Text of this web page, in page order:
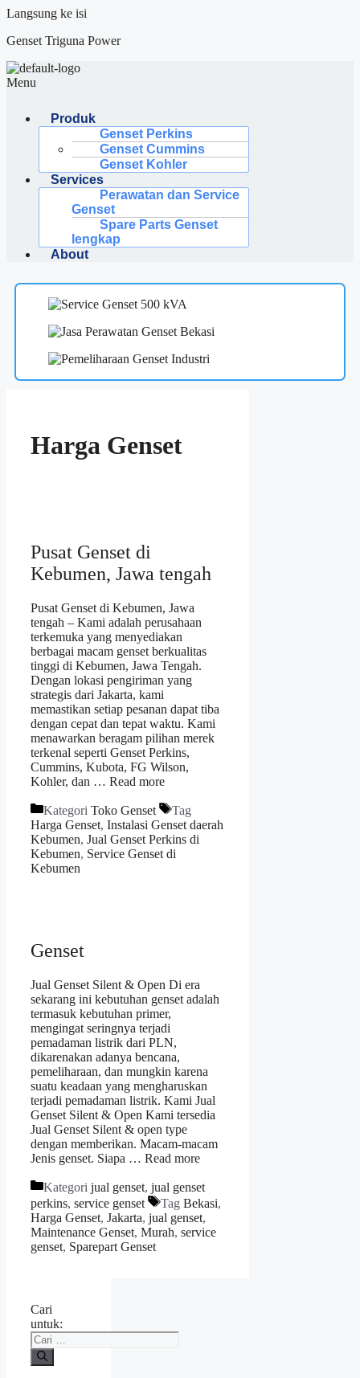
Langsung ke isi
Genset Triguna Power
Menu
Produk
Genset Perkins
Genset Cummins
Genset Kohler
Services
Perawatan dan Service
Genset
Spare Parts Genset
lengkap
About
Harga Genset
Pusat Genset di
Kebumen, Jawa tengah
Pusat Genset di Kebumen, Jawa
tengah – Kami adalah perusahaan
terkemuka yang menyediakan
berbagai macam genset berkualitas
tinggi di Kebumen, Jawa Tengah.
Dengan lokasi pengiriman yang
strategis dari Jakarta, kami
memastikan setiap pesanan dapat tiba
dengan cepat dan tepat waktu. Kami
menawarkan beragam pilihan merek
terkenal seperti Genset Perkins,
Cummins, Kubota, FG Wilson,
Kohler, dan … Read more
Kategori Toko Genset
Tag
Harga Genset, Instalasi Genset daerah
Kebumen, Jual Genset Perkins di
Kebumen, Service Genset di
Kebumen
Genset
Jual Genset Silent & Open Di era
sekarang ini kebutuhan genset adalah
termasuk kebutuhan primer,
mengingat seringnya terjadi
pemadaman listrik dari PLN,
dikarenakan adanya bencana,
pemeliharaan, dan mungkin karena
suatu keadaan yang mengharuskan
terjadi pemadaman listrik. Kami Jual
Genset Silent & Open Kami tersedia
Jual Genset Silent & open type
dengan memberikan. Macam-macam
Jenis genset. Siapa … Read more
Kategori jual genset, jual genset
perkins, service genset Tag Bekasi,
Harga Genset, Jakarta, jual genset,
Maintenance Genset, Murah, service
genset, Sparepart Genset
Cari
untuk: